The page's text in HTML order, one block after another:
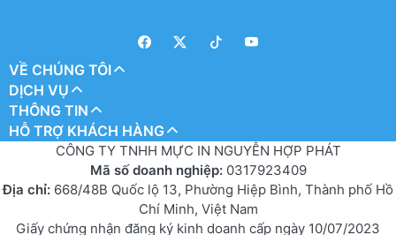
VỀ CHÚNG TÔI
DỊCH VỤ
THÔNG TIN
HỖ TRỢ KHÁCH HÀNG
CÔNG TY TNHH MỰC IN NGUYỄN HỢP PHÁT
Mã số doanh nghiệp: 0317923409
Địa chỉ: 668/48B Quốc lộ 13, Phường Hiệp Bình, Thành phố Hồ
Chí Minh, Việt Nam
Giấy chứng nhận đăng ký kinh doanh cấp ngày 10/07/2023